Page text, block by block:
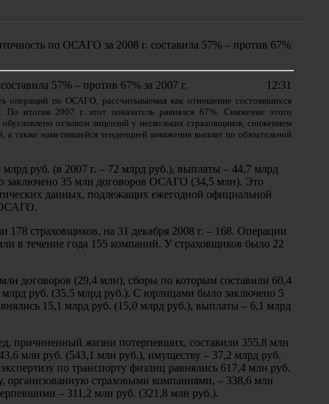
по ОСАГО за 2008 г. составила 57% – против 67%
57% – против 67% за 2007 г. 12:31
по ОСАГО, рассчитываемая как отношение состоявшихся
итогам 2007 г. этот показатель равнялся 67%. Снижение этого
отзывом лицензий у нескольких страховщиков, снижением
а также наметившейся тенденцией занижения выплат по обязательной
руб. (в 2007 г. – 72 млрд руб.), выплаты – 44,7 млрд
заключено 35 млн договоров ОСАГО (34,5 млн). Это
данных, подлежащих ежегодной официальной
ОСАГО.
страховщиков, на 31 декабря 2008 г. – 168. Операции
в течение года 155 компаний. У страховщиков было 22
договоров (29,4 млн), сборы по которым составили 60,4
руб. (35,5 млрд руб.). С юрлицами было заключено 5
15,1 млрд руб. (15,0 млрд руб.), выплаты – 6,1 млрд
причиненный жизни потерпевших, составили 355,8 млн
млн руб. (543,1 млн руб.), имуществу – 37,2 млрд руб.
по транспорту физлиц равнялись 617,4 млн руб.
организованную страховыми компаниями, – 338,6 млн
– 311,2 млн руб. (321,8 млн руб.).